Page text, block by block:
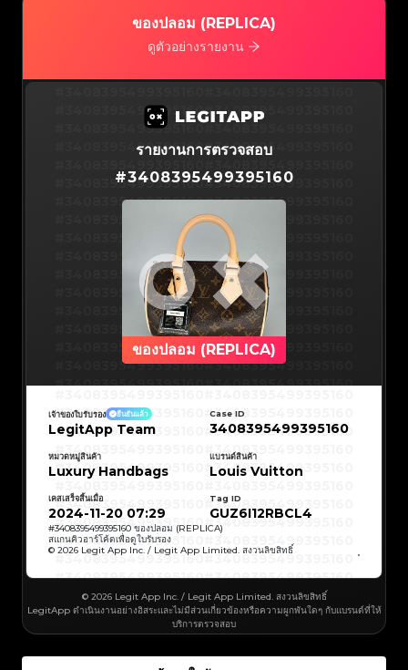
#3066123689299189#3066123689299189
#3066123689299189#3066123689299189
#3066123689299189#3066123689299189
#3066123689299189#3066123689299189
#3066123689299189#3066123689299189
#3066123689299189#3066123689299189
#3066123689299189
#3066123689299189
#3066123689299189#3066123689299189
#3066123689299189
#3066123689299189
#3066123689299189#3066123689299189
#3066123689299189#3066123689299189
#3066123689299189#3066123689299189
#3066123689299189#3066123689299189
#3066123689299189#3066123689299189
#3066123689299189#3066123689299189
#3066123689299189#3066123689299189
#3066123689299189
#3066123689299189
#3066123689299189
#3066123689299189
#3066123689299189
#3066123689299189
#3066123689299189
#3066123689299189
#3066123689299189
#3066123689299189
#3066123689299189
#3066123689299189#3066123689299189
#3066123689299189#3066123689299189
#3066123689299189#3066123689299189
#3066123689299189#3066123689299189
#3066123689299189#3066123689299189
#3066123689299189
#3066123689299189
#3066123689299189#3066123689299189
#3066123689299189
#3066123689299189
#3066123689299189#3066123689299189
#3066123689299189#3066123689299189
#3066123689299189#3066123689299189
#3066123689299189#3066123689299189
#3066123689299189#3066123689299189
#3066123689299189#3066123689299189
#3066123689299189#3066123689299189
#3066123689299189
#3066123689299189
#3066123689299189
#3066123689299189
#3066123689299189#3066123689299189
#3066123689299189#3066123689299189
#3066123689299189#3066123689299189
#3066123689299189#3066123689299189
#3066123689299189#3066123689299189
#3066123689299189#3066123689299189
#3066123689299189#3066123689299189
#3066123689299189
#3066123689299189
#3066123689299189
#3066123689299189
#3066123689299189
#3066123689299189
#3066123689299189
#3066123689299189
#3066123689299189
#3066123689299189
#3066123689299189
#3066123689299189
#3066123689299189#3066123689299189
#3066123689299189 #3066123689299189
#3066123689299189#3066123689299189
#3066123689299189#3066123689299189
#3066123689299189#3066123689299189
#3066123689299189#3066123689299189
#3066123689299189#3066123689299189
ของปลอม (REPLICA)
ดูตัวอย่างรายงาน
#3408395499395160#3408395499395160
#3408395499395160#3408395499395160
#3408395499395160#3408395499395160
#3408395499395160#3408395499395160
#3408395499395160#3408395499395160
#3408395499395160#3408395499395160
#3408395499395160
#3408395499395160
#3408395499395160
#3408395499395160
#3408395499395160#3408395499395160
#3408395499395160#3408395499395160
#3408395499395160#3408395499395160
#3408395499395160#3408395499395160
#3408395499395160#3408395499395160
#3408395499395160#3408395499395160
#3408395499395160#3408395499395160
#3408395499395160
#3408395499395160
#3408395499395160
#3408395499395160
#3408395499395160
#3408395499395160
#3408395499395160
#3408395499395160
#3408395499395160
#3408395499395160
#3408395499395160
#3408395499395160
#3408395499395160#3408395499395160
#3408395499395160 #3408395499395160
#3408395499395160#3408395499395160
#3408395499395160#3408395499395160
#3408395499395160#3408395499395160
#3408395499395160#3408395499395160
#3408395499395160#3408395499395160
รายงานการตรวจสอบ
#3408395499395160
ของปลอม (REPLICA)
#3408395499395160
#3408395499395160
#3408395499395160
#3408395499395160
#3408395499395160
#3408395499395160
#3408395499395160
#3408395499395160
#3408395499395160
#3408395499395160
#3408395499395160 #3408395499395160
#3408395499395160
#3408395499395160
#3408395499395160#3408395499395160
#3408395499395160#3408395499395160
#3408395499395160#3408395499395160
#3408395499395160#3408395499395160
#3408395499395160#3408395499395160
เจ้าของใบรับรอง ยืนยันแล้ว
LegitApp Team
Case ID
3408395499395160
หมวดหมู่สินค้า
Luxury Handbags
แบรนด์สินค้า
Louis Vuitton
เคสเสร็จสิ้นเมื่อ
2024-11-20 07:29
Tag ID
GUZ6I12RBCL4
#3408395499395160 ของปลอม (REPLICA)
สแกนคิวอาร์โค้ดเพื่อดูใบรับรอง
© 2026 Legit App Inc. / Legit App Limited. สงวนลิขสิทธิ์
© 2026 Legit App Inc. / Legit App Limited. สงวนลิขสิทธิ์
LegitApp ดำเนินงานอย่างอิสระและไม่มีส่วนเกี่ยวข้องหรือความผูกพันใดๆ กับแบรนด์ที่ให้
บริการตรวจสอบ